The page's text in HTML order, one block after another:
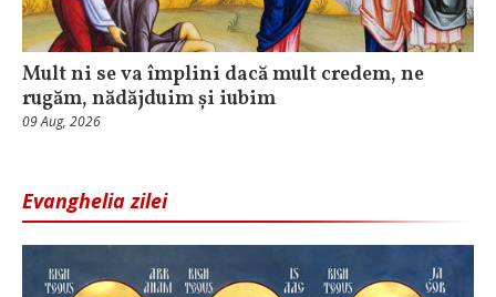
Mult ni se va împlini dacă mult credem, ne
rugăm, nădăjduim și iubim
09 Aug, 2026
Evanghelia zilei